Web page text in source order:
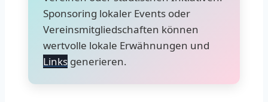
Sponsoring lokaler Events oder
Vereinsmitgliedschaften können
wertvolle lokale Erwähnungen und
Links generieren.